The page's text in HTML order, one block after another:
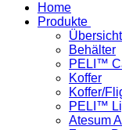
Home
Produkte
Übersicht
Behälter
PELI™
Koffer
Koffer/
PELI™
Atesum